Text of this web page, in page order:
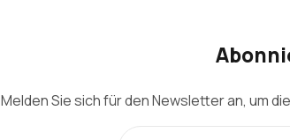
Melden Sie sich für den Newsletter an, um